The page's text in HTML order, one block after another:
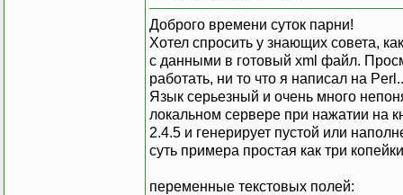
Доброго времени суток парни!
Хотел спросить у знающих совета,
с данными в готовый xml файл.
работать, ни то что я написал на
Язык серьезный и очень много
локальном сервере при нажатии на
2.4.5 и генерирует пустой или
суть примера простая как три копейки
переменные текстовых полей: